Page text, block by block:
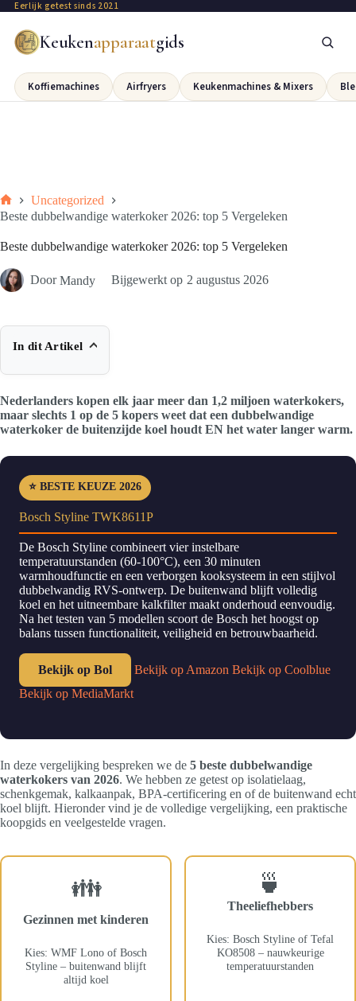
Eerlijk getest sinds 2021
Keukenapparaatgids
Koffiemachines Airfryers Keukenmachines & Mixers
Uncategorized
Beste dubbelwandige waterkoker 2026: top 5 Vergeleken
Beste dubbelwandige waterkoker 2026: top 5 Vergeleken
Door Mandy Bijgewerkt op 2 augustus 2026
In dit Artikel
Nederlanders kopen elk jaar meer dan 1,2 miljoen waterkokers,
maar slechts 1 op de 5 kopers weet dat een dubbelwandige
waterkoker de buitenzijde koel houdt EN het water langer warm.
⭐ BESTE KEUZE 2026
Bosch Styline TWK8611P
De Bosch Styline combineert vier instelbare
temperatuurstanden (60-100°C), een 30 minuten
warmhoudfunctie en een verborgen kooksysteem in een stijlvol
dubbelwandig RVS-ontwerp. De buitenwand blijft volledig
koel en het uitneembare kalkfilter maakt onderhoud eenvoudig.
Na het testen van 5 modellen scoort de Bosch het hoogst op
balans tussen functionaliteit, veiligheid en betrouwbaarheid.
Bekijk op Bol Bekijk op Amazon Bekijk op Coolblue
Bekijk op MediaMarkt
In deze vergelijking bespreken we de 5 beste dubbelwandige
waterkokers van 2026. We hebben ze getest op isolatielaag,
schenkgemak, kalkaanpak, BPA-certificering en of de buitenwand echt
koel blijft. Hieronder vind je de volledige vergelijking, een praktische
koopgids en veelgestelde vragen.
👪
Gezinnen met kinderen
Kies: WMF Lono of Bosch
Styline – buitenwand blijft
altijd koel
🍵
Theeliefhebbers
Kies: Bosch Styline of Tefal
KO8508 – nauwkeurige
temperatuurstanden